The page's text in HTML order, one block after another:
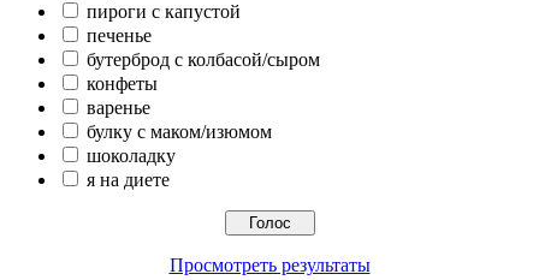
пироги с капустой
печенье
бутерброд с колбасой/сыром
конфеты
варенье
булку с маком/изюмом
шоколадку
я на диете
Просмотреть результаты